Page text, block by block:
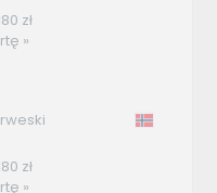
zł
»
zł
»